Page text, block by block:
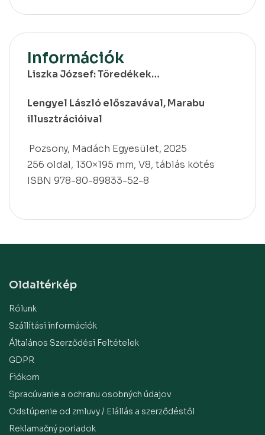
Információk
Liszka József: Töredékek…
Lengyel László előszavával, Marabu
illusztrációival
Pozsony, Madách Egyesület, 2025
256 oldal, 130×195 mm, V8, táblás kötés
ISBN 978-80-89833-52-8
Oldaltérkép
Rólunk
Szállítási információk
Általános Szerződési Feltételek
GDPR
Fiókom
Spracúvanie a ochranu osobných údajov
Odstúpenie od zmluvy / Elállás a szerződéstől
Reklamačný poriadok